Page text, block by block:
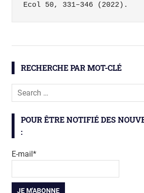
Ecol 50, 331–346 (2022).
plantes
RECHERCHE PAR MOT-CLÉ
POUR ÊTRE NOTIFIÉ DES
:
E-mail*